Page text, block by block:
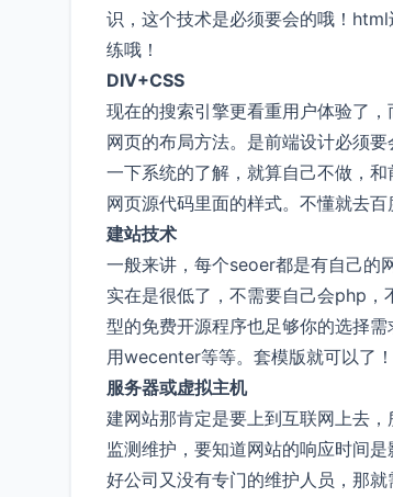
识，这个技术是必须要会的哦！
练哦！
DIV+CSS
现在的搜索引擎更看重用户体验了
网页的布局方法。是前端设计必须
一下系统的了解，就算自己不做，
网页源代码里面的样式。不懂就去百
建站技术
一般来讲，每个seoer都是有自己的
实在是很低了，不需要自己会php
型的免费开源程序也足够你的选择
用wecenter等等。套模版就可以了！
服务器或虚拟主机
建网站那肯定是要上到互联网上去
监测维护，要知道网站的响应时间
好公司又没有专门的维护人员，那